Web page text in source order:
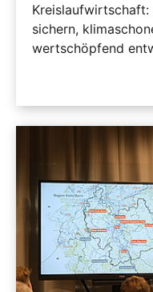
sichern,
wertschöpfend